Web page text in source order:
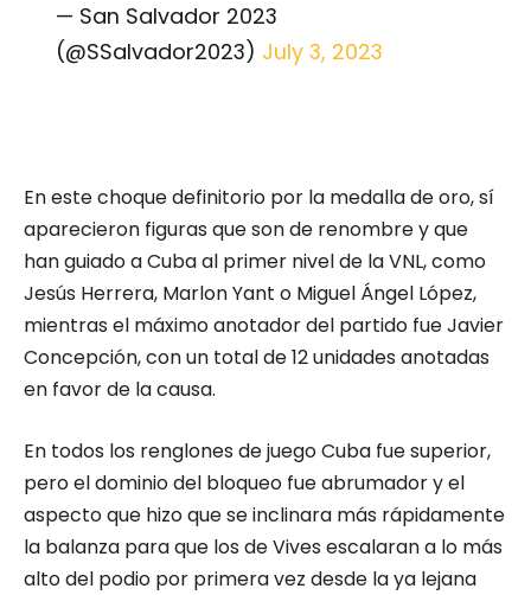
— San Salvador 2023
(@SSalvador2023) July 3, 2023
En este choque definitorio por la medalla de oro, sí
aparecieron figuras que son de renombre y que
han guiado a Cuba al primer nivel de la VNL, como
Jesús Herrera, Marlon Yant o Miguel Ángel López,
mientras el máximo anotador del partido fue Javier
Concepción, con un total de 12 unidades anotadas
en favor de la causa.
En todos los renglones de juego Cuba fue superior,
pero el dominio del bloqueo fue abrumador y el
aspecto que hizo que se inclinara más rápidamente
la balanza para que los de Vives escalaran a lo más
alto del podio por primera vez desde la ya lejana